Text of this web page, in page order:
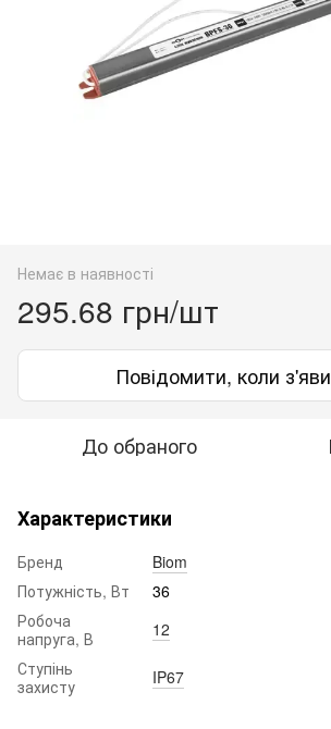
Немає в наявності
295.68 грн/шт
Повідомити, коли
До обраного
Характеристики
Бренд
Biom
Потужність, Вт
36
Робоча
напруга, В
12
Ступінь
захисту
IP67